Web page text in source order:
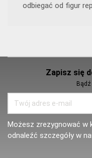
odbiegać od figur
Zapisz się
Możesz zrezygnować w
odnaleźć szczegóły w